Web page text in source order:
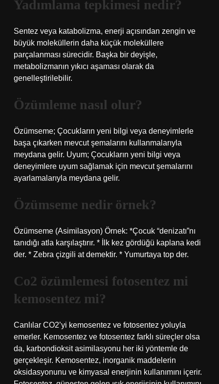
Yadımlama tepkimesi nedir?
Sentez veya katabolizma, enerji açısından zengin ve
büyük moleküllerin daha küçük moleküllere
parçalanması sürecidir. Başka bir deyişle,
metabolizmanın yıkıcı aşaması olarak da
genelleştirilebilir.
Özümleme nasıl olur?
Özümseme; Çocukların yeni bilgi veya deneyimlerle
başa çıkarken mevcut şemalarını kullanmalarıyla
meydana gelir. Uyum; Çocukların yeni bilgi veya
deneyimlere uyum sağlamak için mevcut şemalarını
ayarlamalarıyla meydana gelir.
Özümseme nedir örnek?
Özümseme (Asimilasyon) Örnek: *Çocuk “denizatı”nı
tanıdığı atla karşılaştırır. * İlk kez gördüğü kaplana kedi
der. * Zebra çizgili at demektir. * Yumurtaya top der.
Co2 özümlemesi fotosentez mi
kemosentez mi?
Canlılar CO2’yi kemosentez ve fotosentez yoluyla
emerler. Kemosentez ve fotosentez farklı süreçler olsa
da, karbondioksit asimilasyonu her iki yöntemle de
gerçekleşir. Kemosentez, inorganik maddelerin
oksidasyonunu ve kimyasal enerjinin kullanımını içerir.